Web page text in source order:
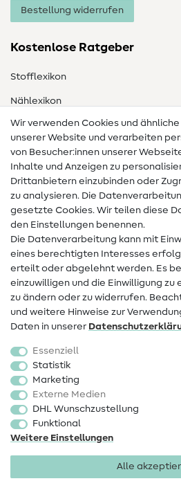
Bestellung widerrufen
Kostenlose Ratgeber
Stofflexikon
Nählexikon
Nähanleitungen
Hilfe & Kontakt
Kontakt
Infos zum Betreiberwechsel
Widerrufsrecht
Beliebt
Stoffe
Sale
Schnittmuster
Wir verwenden Cookies und
unserer Website und verarbeiten
von Besucher:innen unserer
Inhalte und Anzeigen zu
Drittanbietern einzubinden oder
zu analysieren. Die
gesetzte Cookies. Wir teilen diese
den Einstellungen benennen.
Die Datenverarbeitung kann mit
eines berechtigten Interesses
erteilt oder abgelehnt werden. Es
einzuwilligen und die Einwilligung
zu ändern oder zu widerrufen.
und weitere Hinweise zur
Daten in unserer
Essenziell
Statistik
Marketing
Externe Medien
DHL Wunschzustellung
Funktional
Weitere Einstellungen
Alle
Impressum
Datenschutz AGB